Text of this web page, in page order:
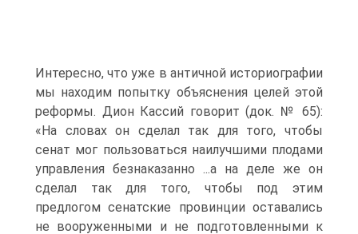
Интересно, что уже в античной историографии
мы находим попытку объяс­нения целей этой
реформы. Дион Кассий говорит (док. № 65):
«На словах он сделал так для того, чтобы
сенат мог пользоваться наилучшими плодами
управления безнаказанно ...а на деле же он
сделал так для того, чтобы под этим
предлогом сенатские провинции оставались
не вооружен­ными и не подготовленными к